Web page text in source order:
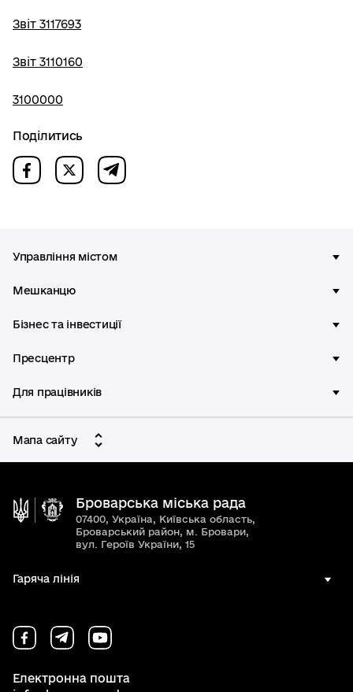
Звіт 3117693
Звіт 3110160
3100000
Поділитись
Управління містом
Мешканцю
Бізнес та інвестиції
Пресцентр
Для працівників
Мапа сайту
Броварська міська рада
07400, Україна, Київська область,
Броварський район, м. Бровари,
вул. Героїв України, 15
Гаряча лінія
Електронна пошта